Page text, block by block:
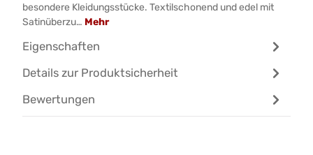
besondere Kleidungsstücke. Textilschonend und edel mit
Satinüberzu… Mehr
Eigenschaften
Details zur Produktsicherheit
Bewertungen